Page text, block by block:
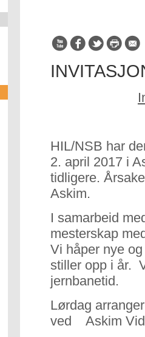
HIL/NSB har
2. april 2017 i
tidligere.
Askim.
I samarbeid
mesterskap
Vi håper nye
stiller opp i år.
jernbanetid.
Lørdag
ved Askim